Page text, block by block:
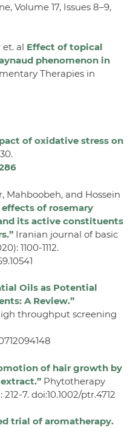
Volume 17, Issues 8–9,
al Effect of topical
phenomenon in
Therapies in
of oxidative stress on
Mahboobeh, and Hossein
effects of rosemary
its active constituents
Iranian journal of basic
1100-1112.
Oils as Potential
A Review.”
throughput screening
of hair growth by
Phytotherapy
7. doi:10.1002/ptr.4712
trial of aromatherapy.